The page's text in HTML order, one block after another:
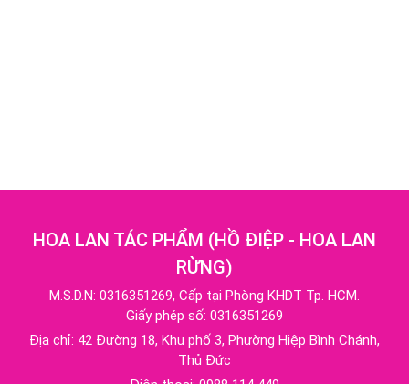
HOA LAN TÁC PHẨM (HỒ ĐIỆP - HOA LAN
RỪNG)
M.S.D.N: 0316351269, Cấp tại Phòng KHDT Tp. HCM.
Giấy phép số: 0316351269
Địa chỉ: 42 Đường 18, Khu phố 3, Phường Hiệp Bình Chánh,
Thủ Đức